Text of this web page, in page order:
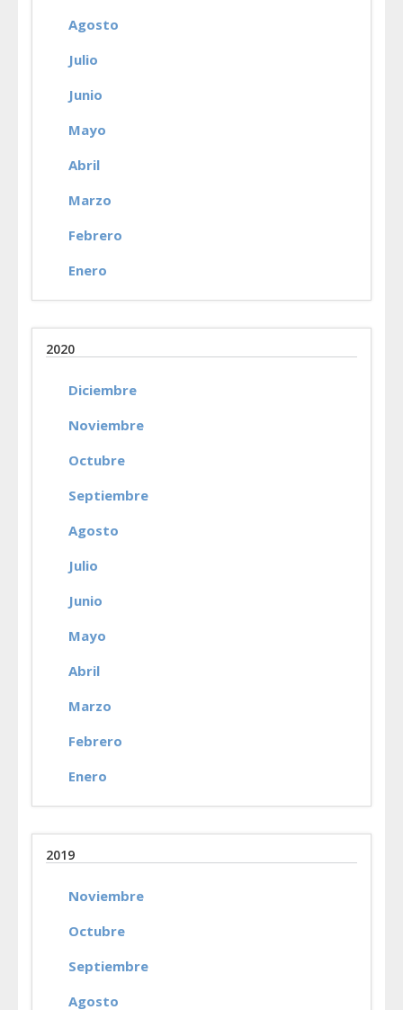
Agosto
Julio
Junio
Mayo
Abril
Marzo
Febrero
Enero
2020
Diciembre
Noviembre
Octubre
Septiembre
Agosto
Julio
Junio
Mayo
Abril
Marzo
Febrero
Enero
2019
Noviembre
Octubre
Septiembre
Agosto